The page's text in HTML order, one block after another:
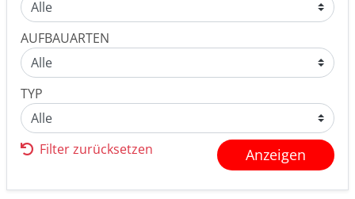
AUFBAUARTEN
TYP
Filter zurücksetzen Anzeigen